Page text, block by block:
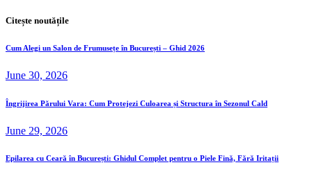
Citește noutățile
Cum Alegi un Salon de Frumusețe în București – Ghid 2026
June 30, 2026
Îngrijirea Părului Vara: Cum Protejezi Culoarea și Structura în Sezonul Cald
June 29, 2026
Epilarea cu Ceară în București: Ghidul Complet pentru o Piele Fină, Fără Iritații